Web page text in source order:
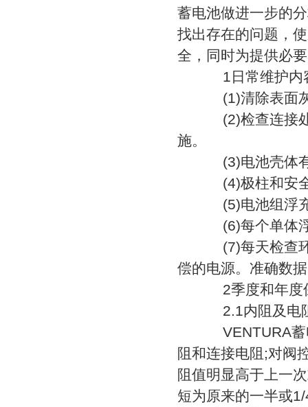
蓄电池做进一步的
找出存在的问题，
全，同时为提供必
1日常维护内容
(1)清除表面灰
(2)检查连接处
施。
(3)电池壳体有
(4)极柱和安全
(5)电池组浮
(6)每个单体浮
(7)每天检查环
偿的电源。准确数
2季度和年度
2.1内阻及电
VENTURA蓄
阻和连接电阻;对阀
阻值明显高于上一
短为原来的一半或